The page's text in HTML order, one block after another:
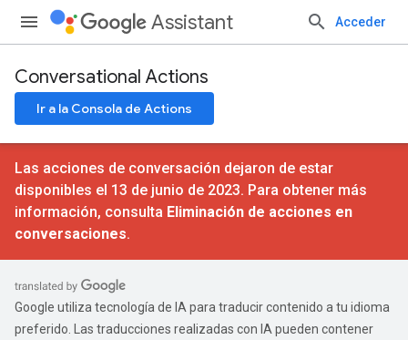
Assistant Acceder
Conversational Actions
Ir a la Consola de Actions
Las acciones de conversación dejaron de estar
disponibles el 13 de junio de 2023. Para obtener más
información, consulta Eliminación de acciones en
conversaciones.
Google utiliza tecnología de IA para traducir contenido a tu idioma
preferido. Las traducciones realizadas con IA pueden contener